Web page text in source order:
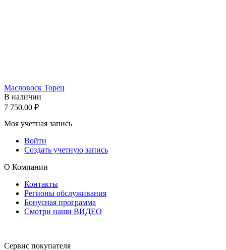
Масловоск Торец
В наличии
7 750.00 ₽
Моя учетная запись
Войти
Создать учетную запись
О Компании
Контакты
Регионы обслуживания
Бонусная программа
Смотри наши ВИДЕО
Сервис покупателя